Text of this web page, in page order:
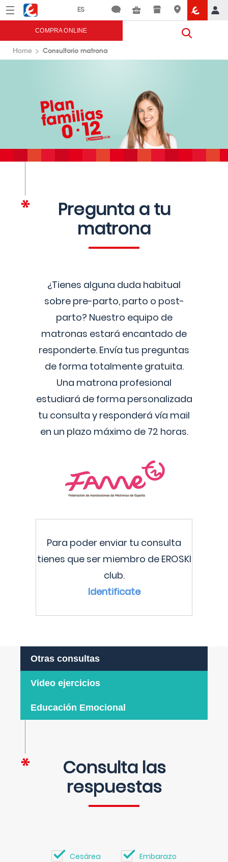
Menú Eroski
COMPRA ONLINE
Home Consultorio matrona
Pregunta a tu
matrona
¿Tienes alguna duda habitual
sobre pre-parto, parto o post-
parto? Nuestro equipo de
matronas estará encantado de
responderte. Envía tus preguntas
de forma totalmente gratuita.
Una matrona profesional
estudiará de forma personalizada
tu consulta y responderá vía mail
en un plazo máximo de 72 horas.
Para poder enviar tu consulta
tienes que ser miembro de EROSKI
club.
Identificate
Otras consultas
Video ejercicios
Educación Emocional
Consulta las
respuestas
Cesárea Embarazo